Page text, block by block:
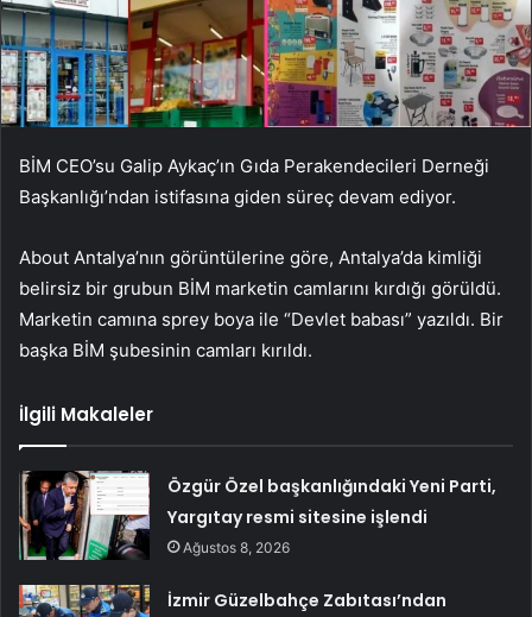
BİM CEO’su Galip Aykaç’ın Gıda Perakendecileri Derneği
Başkanlığı’ndan istifasına giden süreç devam ediyor.
About Antalya’nın görüntülerine göre, Antalya’da kimliği
belirsiz bir grubun BİM marketin camlarını kırdığı görüldü.
Marketin camına sprey boya ile “Devlet babası” yazıldı. Bir
başka BİM şubesinin camları kırıldı.
İlgili Makaleler
Özgür Özel başkanlığındaki Yeni Parti,
Yargıtay resmi sitesine işlendi
Ağustos 8, 2026
İzmir Güzelbahçe Zabıtası’ndan